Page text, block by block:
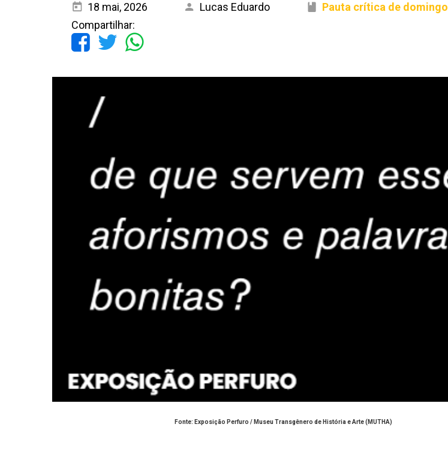
18 mai, 2026 Lucas Eduardo
Pauta crítica de domingo
Compartilhar:
Fonte: Exposição Perfuro / Museu Transgênero de História e Arte (MUTHA)